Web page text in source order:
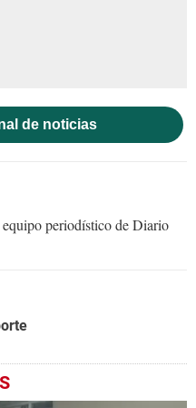
de noticias
periodístico de Diario